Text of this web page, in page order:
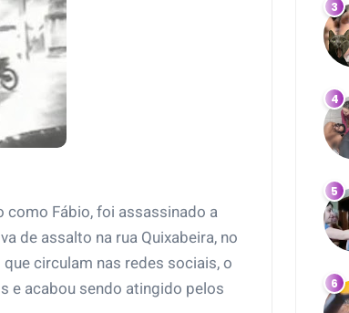
como Fábio, foi assassinado a
de assalto na rua Quixabeira, no
circulam nas redes sociais, o
e acabou sendo atingido pelos